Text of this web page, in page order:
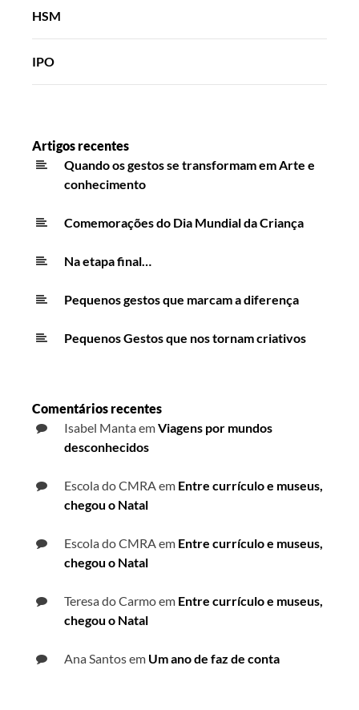
HSM
IPO
Artigos recentes
Quando os gestos se transformam em Arte e
conhecimento
Comemorações do Dia Mundial da Criança
Na etapa final…
Pequenos gestos que marcam a diferença
Pequenos Gestos que nos tornam criativos
Comentários recentes
Isabel MantaemViagens por mundos
desconhecidos
Escola do CMRA em Entre currículo e museus,
chegou o Natal
Escola do CMRA em Entre currículo e museus,
chegou o Natal
Teresa do Carmoem Entre currículo e museus,
chegou o Natal
Ana Santosem Um ano de faz de conta